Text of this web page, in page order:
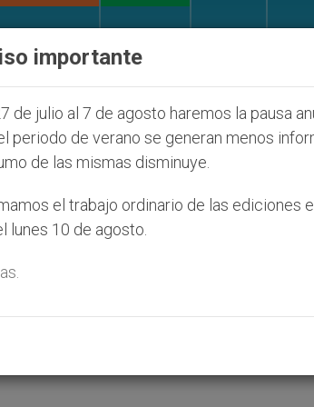
judíos que afecta a cristianos (y no
del Señor
importante
de julio al 7 de agosto haremos la pausa
periodo de verano se generan menos
de las mismas disminuye.
el trabajo ordinario de las ediciones
lunes 10 de agosto.